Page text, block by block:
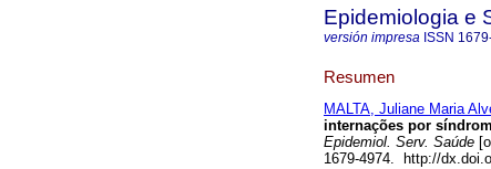
Epidemiologia e
versión impresa ISSN
Resumen
MALTA, Juliane Maria
internações por
Epidemiol. Serv. Saúde
1679-4974. http://